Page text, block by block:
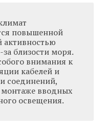
повышенной
активностью
близости моря.
внимания к
кабелей и
соединений,
вводных
освещения.